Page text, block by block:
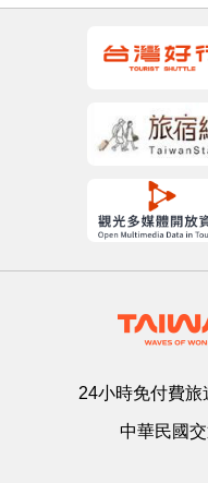
24小時免付費旅
中華民國